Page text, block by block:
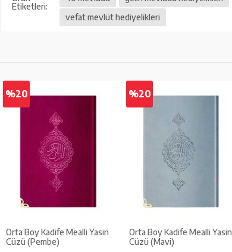
Etiketleri:
vefat mevlüt hediyelikleri
%20
Orta Boy Kadife Mealli Yasin
Cüzü (Pembe)
%20
Orta Boy Kadife Mealli Yasin
Cüzü (Mavi)